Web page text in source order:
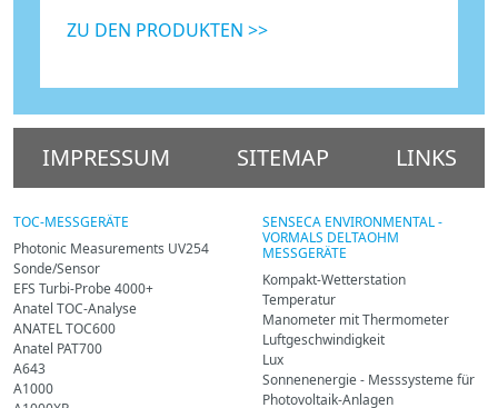
ZU DEN PRODUKTEN >>
IMPRESSUM SITEMAP LINKS
TOC-MESSGERÄTE
Photonic Measurements UV254
Sonde/Sensor
EFS Turbi-Probe 4000+
Anatel TOC-Analyse
ANATEL TOC600
Anatel PAT700
A643
A1000
SENSECA ENVIRONMENTAL -
VORMALS DELTAOHM
MESSGERÄTE
Kompakt-Wetterstation
Temperatur
Manometer mit Thermometer
Luftgeschwindigkeit
Lux
Sonnenenergie - Messsysteme für
Photovoltaik-Anlagen